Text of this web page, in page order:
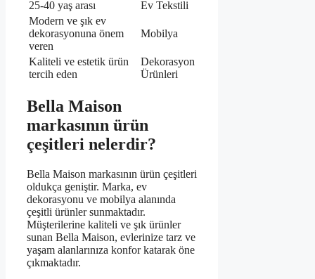
25-40 yaş arası
Ev Tekstili
Modern ve şık ev
dekorasyonuna önem
veren
Mobilya
Kaliteli ve estetik ürün
tercih eden
Dekorasyon
Ürünleri
Bella Maison
markasının ürün
çeşitleri nelerdir?
Bella Maison markasının ürün çeşitleri
oldukça geniştir. Marka, ev
dekorasyonu ve mobilya alanında
çeşitli ürünler sunmaktadır.
Müşterilerine kaliteli ve şık ürünler
sunan Bella Maison, evlerinize tarz ve
yaşam alanlarınıza konfor katarak öne
çıkmaktadır.